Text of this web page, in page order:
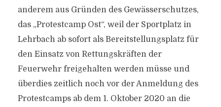
anderem aus Gründen des Gewässerschutzes,
das „Protestcamp Ost“, weil der Sportplatz in
Lehrbach ab sofort als Bereitstellungsplatz für
den Einsatz von Rettungskräften der
Feuerwehr freigehalten werden müsse und
überdies zeitlich noch vor der Anmeldung des
Protestcamps ab dem 1. Oktober 2020 an die